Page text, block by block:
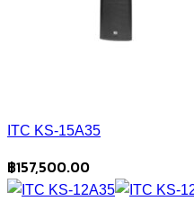
ITC KS-15A35
฿157,500.00